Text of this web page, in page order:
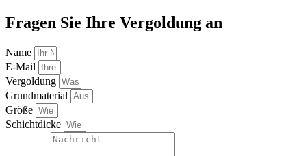
Fragen Sie Ihre Vergoldung an
Name
E-Mail
Vergoldung
Grundmaterial
Größe
Schichtdicke